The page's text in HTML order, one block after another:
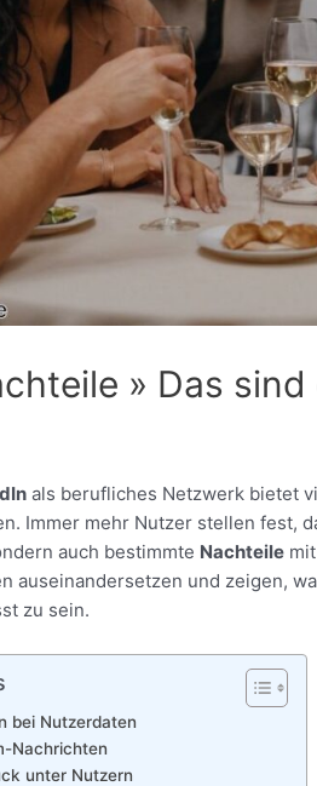
» Das
als berufliches Netzwerk bietet
Immer mehr Nutzer stellen fest,
auch bestimmte Nachteile
auseinandersetzen und zeigen,
zu sein.
bei Nutzerdaten
Nachrichten
unter Nutzern